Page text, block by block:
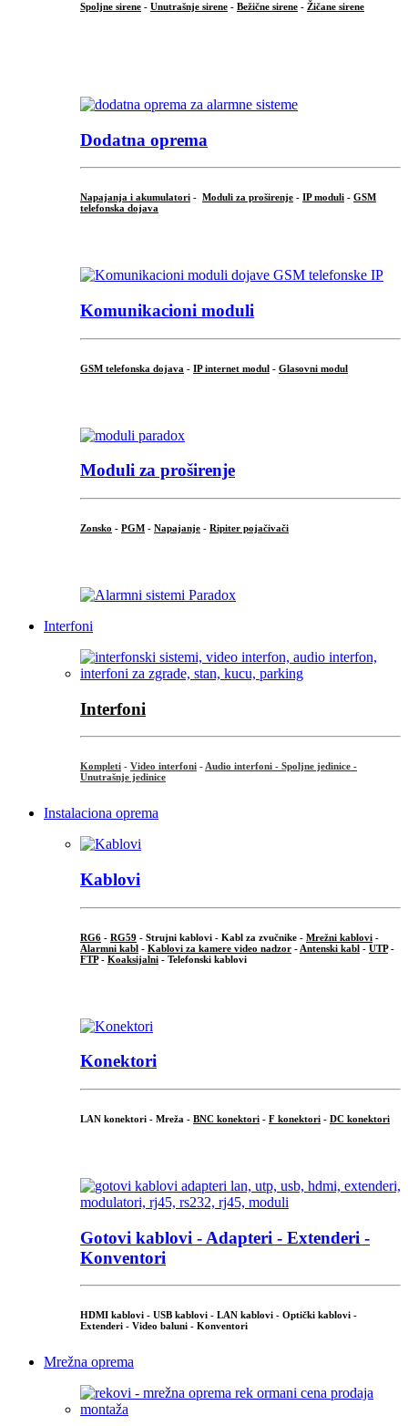
Spoljne sirene - Unutrašnje sirene - Bežične sirene - Žičane sirene
Dodatna oprema
Napajanja i akumulatori - Moduli za proširenje - IP moduli - GSM
telefonska dojava
Komunikacioni moduli
GSM telefonska dojava - IP internet modul - Glasovni modul
Moduli za proširenje
Zonsko - PGM - Napajanje - Ripiter pojačivači
Interfoni
Interfoni
Kompleti - Video interfoni - Audio interfoni - Spoljne jedinice -
Unutrašnje jedinice
Instalaciona oprema
Kablovi
RG6 - RG59 - Strujni kablovi - Kabl za zvučnike - Mrežni kablovi -
Alarmni kabl - Kablovi za kamere video nadzor - Antenski kabl - UTP-
FTP- Koaksijalni - Telefonski kablovi
Konektori
LAN konektori - Mreža - BNC konektori - F konektori - DC konektori
Gotovi kablovi - Adapteri - Extenderi -
Konventori
HDMI kablovi - USB kablovi - LAN kablovi - Optički kablovi -
Extenderi - Video baluni - Konventori
Mrežna oprema